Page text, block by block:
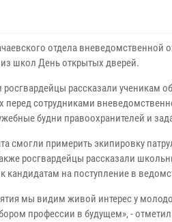
отдела вневедомственной
школ День открытых дверей.
росгвардейцы рассказали ученикам
перед сотрудниками
будни правоохранителей и
смогли примерить экипировку
росгвардейцы рассказали
кандидатам на поступление в
мы видим живой интерес у
профессии в будущем», -